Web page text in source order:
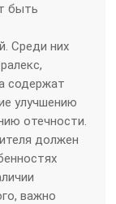
быть
Среди них
содержат
улучшению
отечности.
должен
важно